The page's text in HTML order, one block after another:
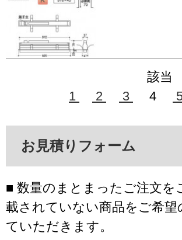
該当
1
2 3 4
お見積りフォーム
■ 数量のまとまったご注文を
載されていない商品をご希
ていただきます。